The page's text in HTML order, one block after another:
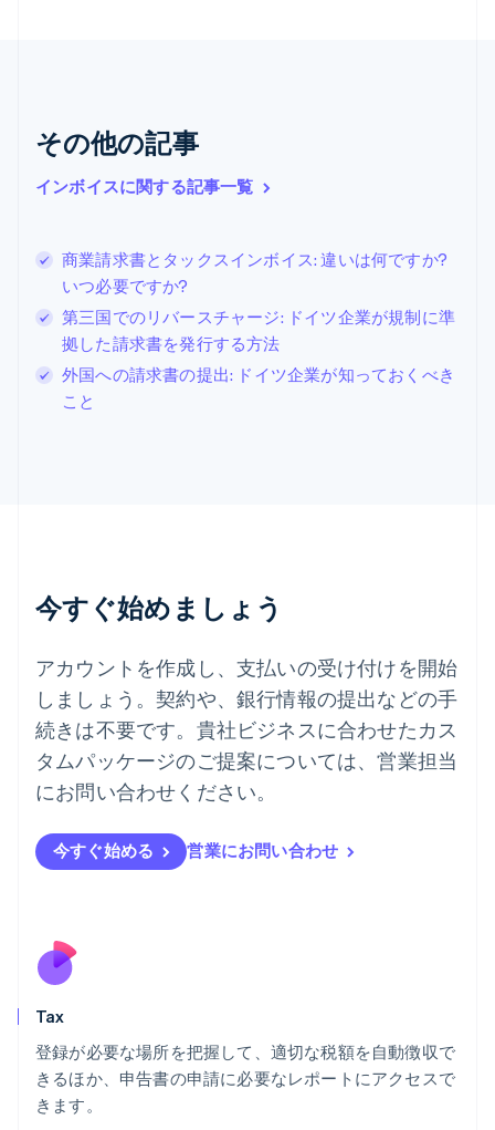
その他の記事
インボイスに関する記事一覧
商業請求書とタックスインボイス: 違いは何ですか?
いつ必要ですか?
第三国でのリバースチャージ: ドイツ企業が規制に準
拠した請求書を発行する方法
外国への請求書の提出: ドイツ企業が知っておくべき
こと
今すぐ始めましょう
アカウントを作成し、支払いの受け付けを開始
しましょう。契約や、銀行情報の提出などの手
続きは不要です。貴社ビジネスに合わせたカス
タムパッケージのご提案については、営業担当
にお問い合わせください。
今すぐ始める 営業にお問い合わせ
Tax
登録が必要な場所を把握して、適切な税額を自動徴収で
きるほか、申告書の申請に必要なレポートにアクセスで
きます。
English
EnglishItaliano
シンガポール
English 简体中文
スイス
DeutschFrançais ItalianoEnglish
スウェーデン
Svenska English
スペイン
Español
デンマーク
ドイツ
ニュージーランド
English
ノルウェー
English
ハンガリー
フィンランド
EnglishSvenska
Français
ブルガリア
ポーランド
English
ポルトガル